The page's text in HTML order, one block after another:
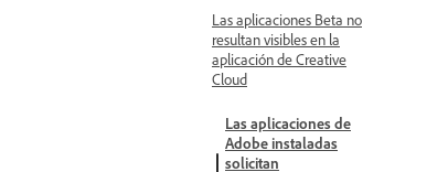
Las aplicaciones Beta no
resultan visibles en la
aplicación de Creative
Cloud
Las aplicaciones de
Adobe instaladas
solicitan